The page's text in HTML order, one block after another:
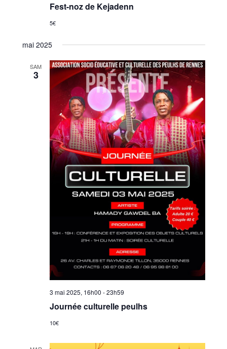
Fest-noz de Kejadenn
5€
mai 2025
SAM
3
3 mai 2025, 16h00 -23h59
Journée culturelle peulhs
10€